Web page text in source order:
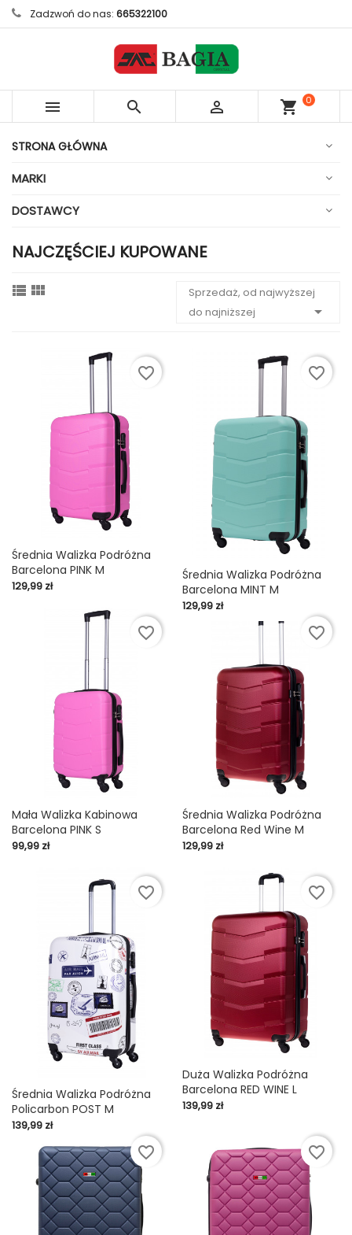
Zadzwoń do nas: 665322100
   shopping_cart
0
STRONA GŁÓWNA
MARKI
DOSTAWCY
NAJCZĘŚCIEJ KUPOWANE
 
Sprzedaż, od najwyższej
do najniższej

Średnia Walizka Podróżna
Barcelona PINK M
Cena
129,99 zł
favorite_border
Średnia Walizka Podróżna
Barcelona MINT M
Cena
129,99 zł
favorite_border
Mała Walizka Kabinowa
Barcelona PINK S
Cena
99,99 zł
favorite_border
Średnia Walizka Podróżna
Barcelona Red Wine M
Cena
129,99 zł
favorite_border
Średnia Walizka Podróżna
Policarbon POST M
Cena
139,99 zł
favorite_border
Duża Walizka Podróżna
Barcelona RED WINE L
Cena
139,99 zł
favorite_border
favorite_border favorite_border